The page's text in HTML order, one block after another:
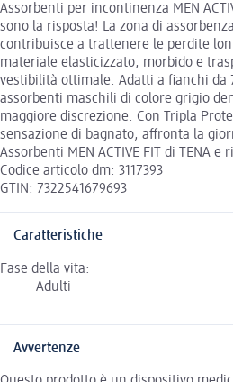
Assorbenti per incontinenza MEN
sono la risposta! La zona di
contribuisce a trattenere le perdite
materiale elasticizzato, morbido e
vestibilità ottimale. Adatti a fianchi da
assorbenti maschili di colore grigio
maggiore discrezione. Con Tripla
sensazione di bagnato, affronta la
Assorbenti MEN ACTIVE FIT di TENA
Codice articolo dm: 3117393
GTIN: 7322541679693
Caratteristiche
Fase della vita:
Adulti
Avvertenze